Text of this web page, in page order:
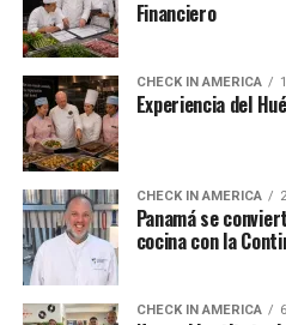
Financiero
CHECK IN AMERICA
Experiencia del
CHECK IN AMERICA
Panamá se
cocina con la
CHECK IN AMERICA